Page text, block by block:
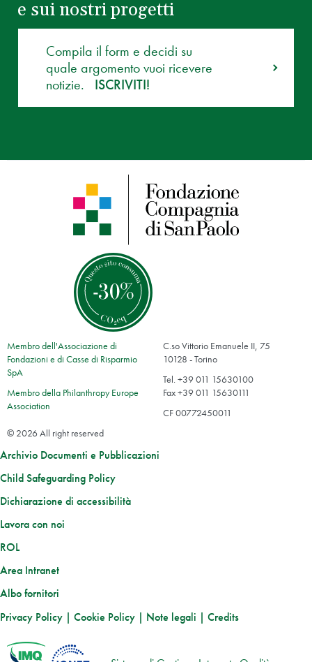
e sui nostri progetti
Compila il form e decidi su
quale argomento vuoi ricevere
notizie.
ISCRIVITI!
Membro dell'Associazione di
Fondazioni e di Casse di Risparmio
SpA
Membro della Philanthropy Europe
Association
C.so Vittorio Emanuele II, 75
10128 - Torino
Tel. +39 011 15630100
Fax +39 011 15630111
CF 00772450011
© 2026 All right reserved
Archivio Documenti e Pubblicazioni
Child Safeguarding Policy
Dichiarazione di accessibilità
Lavora con noi
ROL
Area Intranet
Albo fornitori
Privacy Policy | Cookie Policy | Note legali | Credits